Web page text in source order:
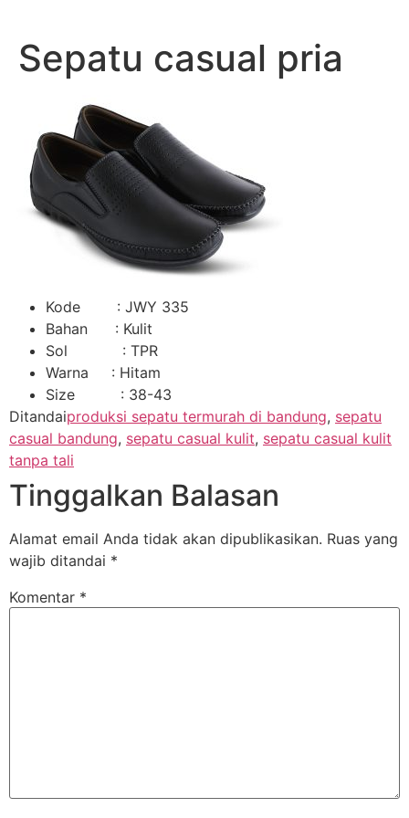
konten
Sepatu casual pria
Kode : JWY 335
Bahan : Kulit
Sol : TPR
Warna : Hitam
Size : 38-43
Ditandaiproduksi sepatu termurah di bandung, sepatu
casual bandung, sepatu casual kulit, sepatu casual kulit
tanpa tali
Tinggalkan Balasan
Alamat email Anda tidak akan dipublikasikan. Ruas yang
wajib ditandai *
Komentar *